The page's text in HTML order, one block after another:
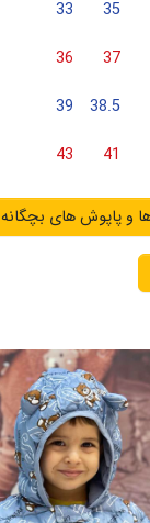
35
33
37
36
38.5
39
41
43
و پاپوش های بچگانه